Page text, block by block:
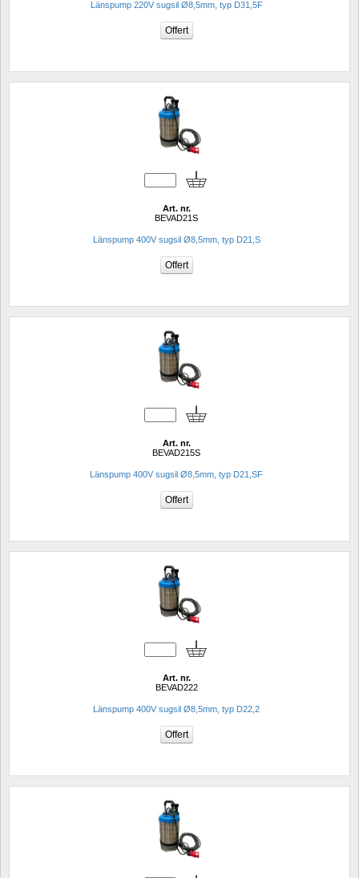
Länspump 220V sugsil Ø8,5mm, typ D31,5F
Art. nr.
BEVAD21S
Länspump 400V sugsil Ø8,5mm, typ D21,S
Art. nr.
BEVAD215S
Länspump 400V sugsil Ø8,5mm, typ D21,SF
Art. nr.
BEVAD222
Länspump 400V sugsil Ø8,5mm, typ D22,2